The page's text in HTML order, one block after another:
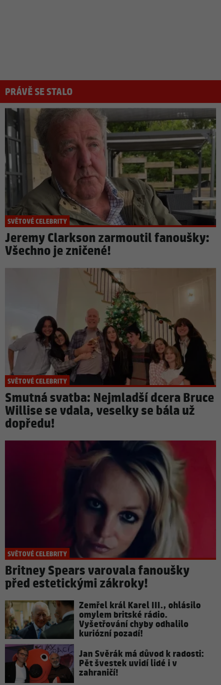
PRÁVĚ SE STALO
SVĚTOVÉ CELEBRITY
Jeremy Clarkson zarmoutil fanoušky:
Všechno je zničené!
SVĚTOVÉ CELEBRITY
Smutná svatba: Nejmladší dcera Bruce
Willise se vdala, veselky se bála už
dopředu!
SVĚTOVÉ CELEBRITY
Britney Spears varovala fanoušky
před estetickými zákroky!
Zemřel král Karel III., ohlásilo
omylem britské rádio.
Vyšetřování chyby odhalilo
kuriózní pozadí!
Jan Svěrák má důvod k radosti:
Pět švestek uvidí lidé i v
zahraničí!